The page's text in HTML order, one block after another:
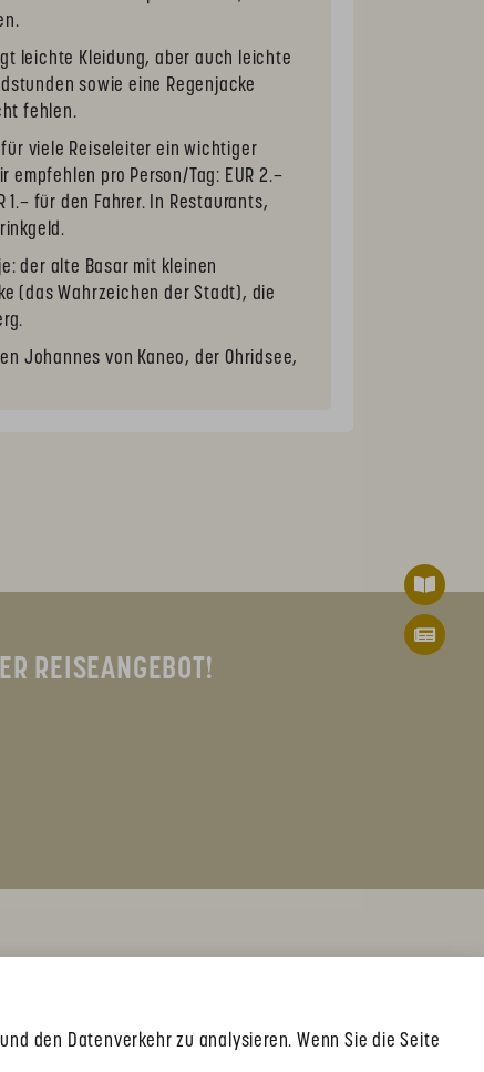
leichte Kleidung, aber auch leichte
sowie eine Regenjacke
fehlen.
für viele Reiseleiter ein wichtiger
empfehlen pro Person/Tag: EUR 2.–
1.– für den Fahrer. In Restaurants,
der alte Basar mit kleinen
(das Wahrzeichen der Stadt), die
Johannes von Kaneo, der Ohridsee,
REISEANGEBOT!
den Datenverkehr zu analysieren. Wenn Sie die Seite